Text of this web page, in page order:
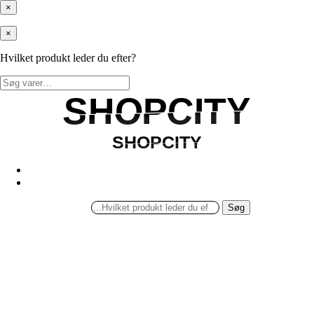
×
×
Hvilket produkt leder du efter?
Søg
efter:
SHOPCITY
SHOPCITY
SHOPCITY
SHOPCITY
Søg